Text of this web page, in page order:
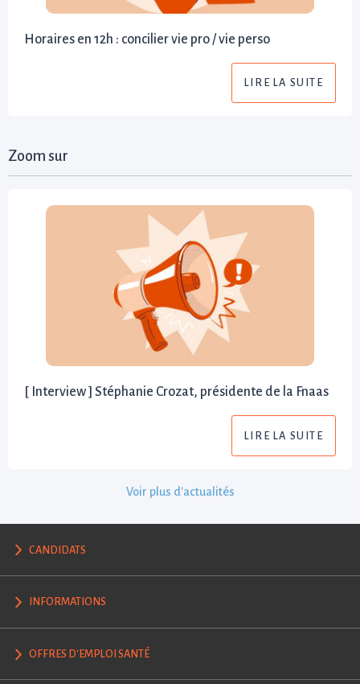
Horaires en 12h : concilier vie pro / vie perso
LIRE LA SUITE
Zoom sur
[ Interview ] Stéphanie Crozat, présidente de la Fnaas
LIRE LA SUITE
Voir plus d'actualités
CANDIDATS
INFORMATIONS
OFFRES D'EMPLOI SANTÉ